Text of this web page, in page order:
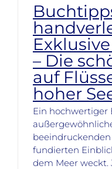
– Die
auf
hoher
Ein hochwertiger
fundierten
dem Meer weckt.